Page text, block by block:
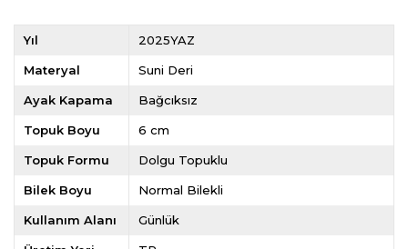
Yıl 2025YAZ
Materyal Suni Deri
Ayak Kapama Bağcıksız
Topuk Boyu 6 cm
Topuk Formu Dolgu Topuklu
Bilek Boyu Normal Bilekli
Kullanım Alanı Günlük